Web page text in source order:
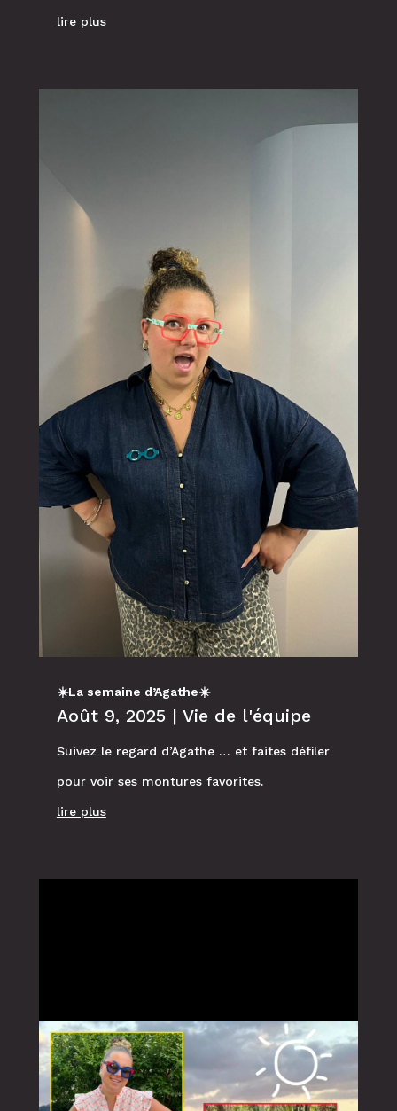
lire plus
☀️La semaine d’Agathe☀️
Août 9, 2025 | Vie de l'équipe
Suivez le regard d’Agathe … et faites défiler
pour voir ses montures favorites.
lire plus